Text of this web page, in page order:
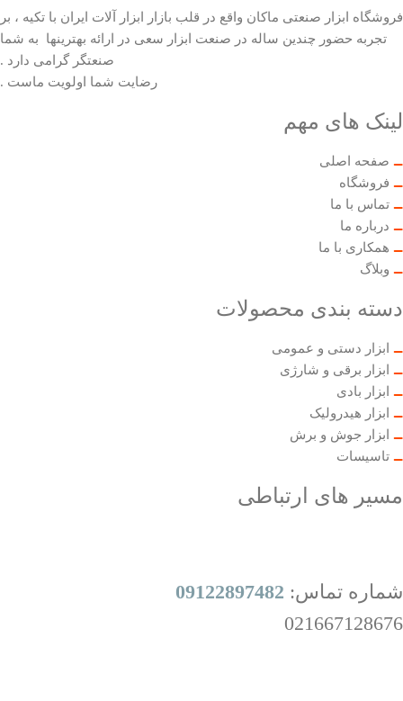
فروشگاه ابزار صنعتی ماکان واقع در قلب بازار ابزار آلات ایران با تکیه ، بر
تجربه حضور چندین ساله در صنعت ابزار سعی در ارائه بهترینها به شما
صنعتگر گرامی دارد .
رضایت شما اولویت ماست .
لینک های مهم
صفحه اصلی
فروشگاه
تماس با ما
درباره ما
همکاری با ما
وبلاگ
دسته بندی محصولات
ابزار دستی و عمومی
ابزار برقی و شارژی
ابزار بادی
ابزار هیدرولیک
ابزار جوش و برش
تاسیسات
مسیر های ارتباطی
شماره تماس: 09122897482
021667128676